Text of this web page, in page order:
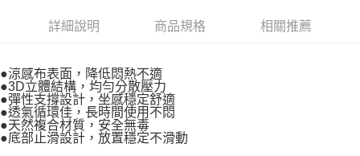
結帳頁面，進行簡訊認證並確認金額後，即可完成結帳。
ATM／網路銀行／等多元方式進行付款，方視為交易完成。
※ 請注意：結帳手續完成當下不需立刻繳費，但若您需要取消訂單，請聯絡
購買商品的店家。未經商家同意取消之訂單仍視為有效，需透過AFTEE先享
後付繳納相關費用。
※ 交易是否成功請以「AFTEE先享後付 」之結帳頁面顯示為準，若有關於
是否繳費成功／繳費後需取消欲退款等相關疑問，請聯繫「AFTEE先享後付
每筆NT$60，滿NT$1,000(含以上)免運費
每筆NT$60，滿NT$1,000(含以上)免運費
7-11取貨付款
每筆NT$60，滿NT$1,000(含以上)免運費
詳細說明 商品規格 相關推薦
●涼感布表面，降低悶熱不適
●3D立體結構，均勻分散壓力
●彈性支撐設計，坐感穩定舒適
●透氣循環佳，長時間使用不悶
●天然複合材質，安全無毒
●底部止滑設計，放置穩定不滑動